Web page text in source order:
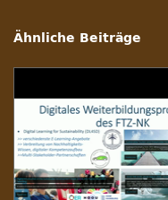
Ähnliche Beiträge